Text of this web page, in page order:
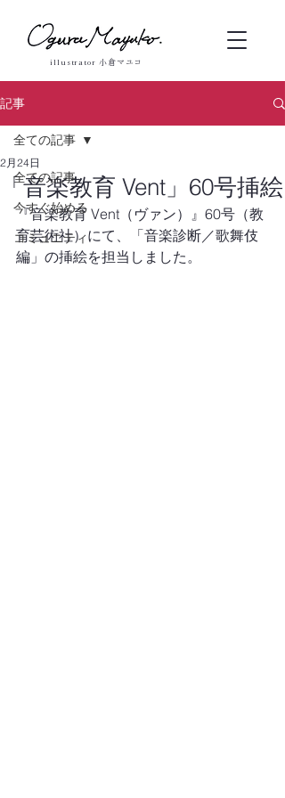
illustrator 小倉マユコ
記事
全ての記事
今すぐ始める
コミュニティ
全ての記事
「音楽教育 Vent」60号挿絵
2月24日
『音楽教育 Vent（ヴァン）』60号（教
育芸術社）にて、「音楽診断／歌舞伎
編」の挿絵を担当しました。